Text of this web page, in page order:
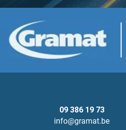
09 386 19 73
info@gramat.be